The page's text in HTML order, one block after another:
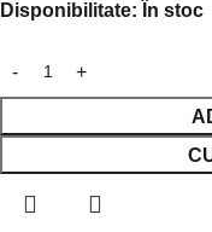
Disponibilitate: În stoc